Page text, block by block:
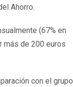
Ahorro.
(67% en
más de 200 euros
con el grupo